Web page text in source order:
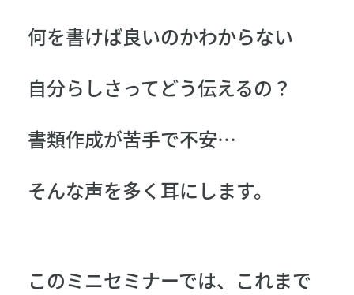
何を書けば良いのかわからない
自分らしさってどう伝えるの？
書類作成が苦手で不安…
そんな声を多く耳にします。
このミニセミナーでは、これまで